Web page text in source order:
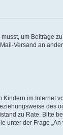
um Beiträge
Versand an
im Internet
des
zu Rate. Bitte
unter der Frage